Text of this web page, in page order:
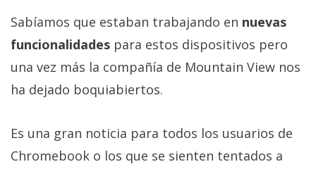
temas
Sorteos
Foros
Contacto
/
Sabíamos que estaban trabajando en nuevas
funcionalidades para estos dispositivos pero
una vez más la compañía de Mountain View nos
ha dejado boquiabiertos.
Es una gran noticia para todos los usuarios de
Chromebook o los que se sienten tentados a